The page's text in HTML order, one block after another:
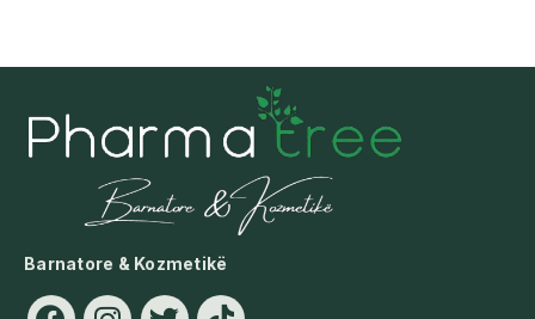
Barnatore & Kozmetikë